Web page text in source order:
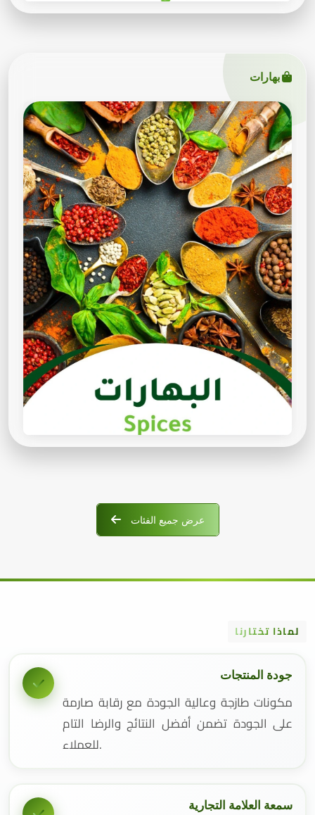
بهارات
عرض جميع الفئات
لماذا تختارنا
جودة المنتجات
مكونات طازجة وعالية الجودة مع رقابة صارمة
على الجودة تضمن أفضل النتائج والرضا التام
للعملاء.
سمعة العلامة التجارية